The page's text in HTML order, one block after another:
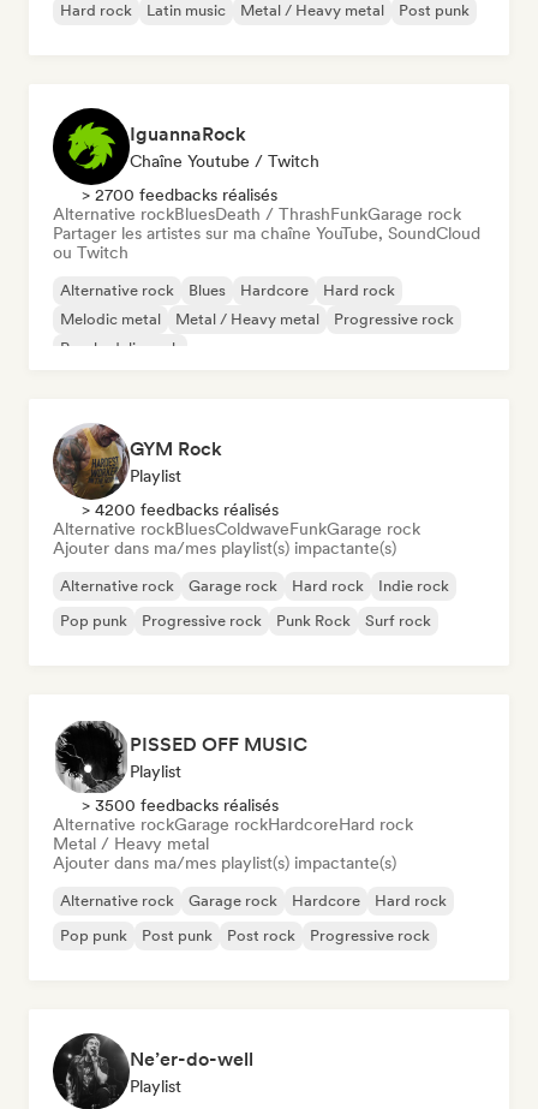
Hard rock
Latin music Metal / Heavy metal Post punk
IguannaRock
Chaîne Youtube / Twitch
> 2700 feedbacks réalisés
Alternative rockBluesDeath / ThrashFunkGarage rock
Partager les artistes sur ma chaîne YouTube, SoundCloud
ou Twitch
Alternative rock Blues Hardcore
Hard rock
Melodic metal
Metal / Heavy metal
Progressive rock
Psychedelic rock
GYM Rock
Playlist
> 4200 feedbacks réalisés
Alternative rockBluesColdwaveFunkGarage rock
Ajouter dans ma/mes playlist(s) impactante(s)
Alternative rock Garage rock Hard rock
Indie rock
Pop punk
Progressive rock Punk Rock Surf rock
PISSED OFF MUSIC
Playlist
> 3500 feedbacks réalisés
Alternative rockGarage rockHardcoreHard rock
Metal / Heavy metal
Ajouter dans ma/mes playlist(s) impactante(s)
Alternative rock Garage rock Hardcore
Hard rock
Pop punk
Post punk Post rock Progressive rock
Ne’er-do-well
Playlist